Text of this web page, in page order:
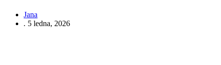
Jana
. 5 ledna, 2026